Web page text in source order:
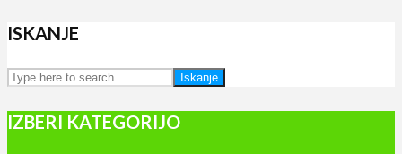
ISKANJE
Iskanje
IZBERI KATEGORIJO